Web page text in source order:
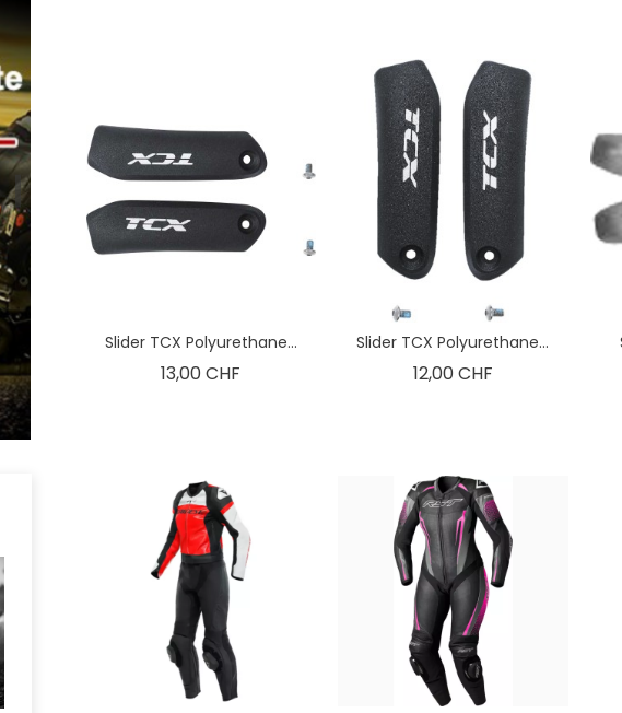
Slider TCX Polyurethane...
13,00 CHF
Slider TCX Polyurethane...
12,00 CHFPrix